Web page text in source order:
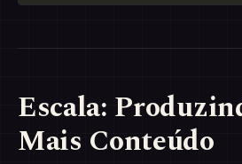
Escala:
Mais Conteúdo